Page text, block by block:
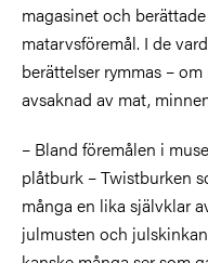
magasinet och
matarvsföremål. I de
berättelser rymmas –
avsaknad av mat,
– Bland föremålen i
plåtburk – Twistburken
många en lika självklar
julmusten och